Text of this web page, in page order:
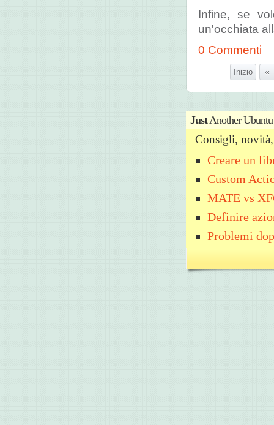
Infine, se
un'occhiata
0 Commenti
Inizio «
JustAnother
Consigli,
Creare un
Custom
MATE vs
Definire
Problemi